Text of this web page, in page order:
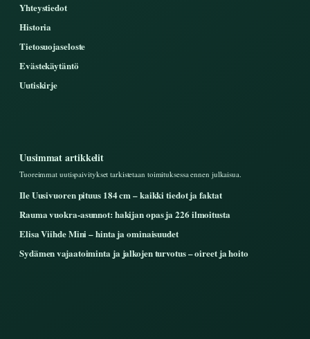
Yhteystiedot
Historia
Tietosuojaseloste
Evästekäytäntö
Uutiskirje
Uusimmat artikkelit
Tuoreimmat uutispaivitykset tarkistetaan toimituksessa ennen julkaisua.
Ile Uusivuoren pituus 184 cm – kaikki tiedot ja faktat
Rauma vuokra-asunnot: hakijan opas ja 226 ilmoitusta
Elisa Viihde Mini – hinta ja ominaisuudet
Sydämen vajaatoiminta ja jalkojen turvotus – oireet ja hoito